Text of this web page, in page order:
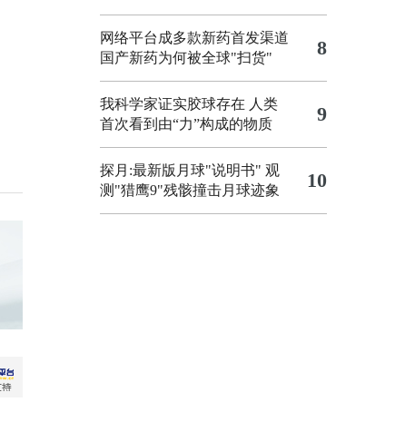
网络平台成多款新药首发渠道
国产新药为何被全球"扫货"
8
我科学家证实胶球存在 人类
首次看到由“力”构成的物质
9
探月:最新版月球"说明书" 观
测"猎鹰9"残骸撞击月球迹象
10